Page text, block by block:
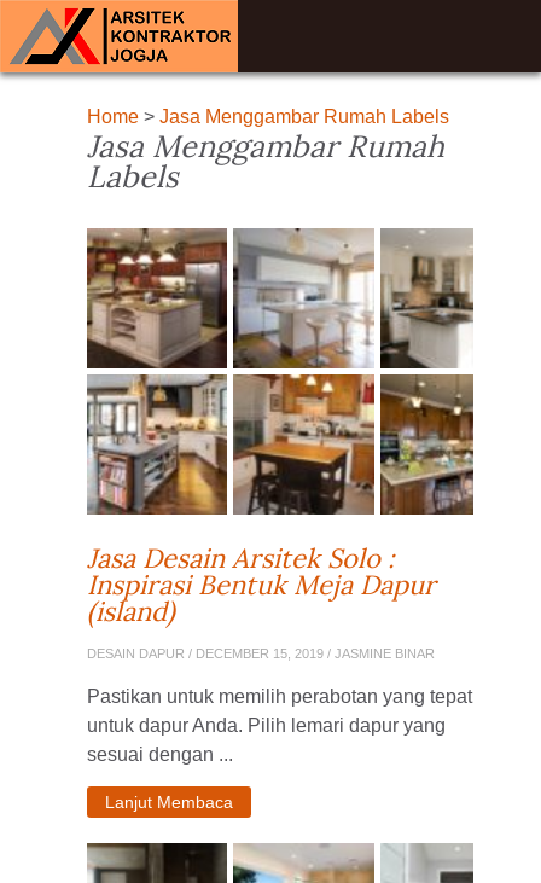
Home> Jasa Menggambar Rumah Labels
Jasa Menggambar Rumah
Labels
Jasa Desain Arsitek Solo :
Inspirasi Bentuk Meja Dapur
(island)
DESAIN DAPUR / DECEMBER 15, 2019 / JASMINE BINAR
Pastikan untuk memilih perabotan yang tepat
untuk dapur Anda. Pilih lemari dapur yang
sesuai dengan ...
Lanjut Membaca